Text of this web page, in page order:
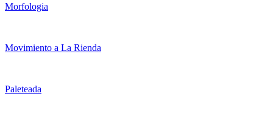
Morfologia
Movimiento a La Rienda
Paleteada